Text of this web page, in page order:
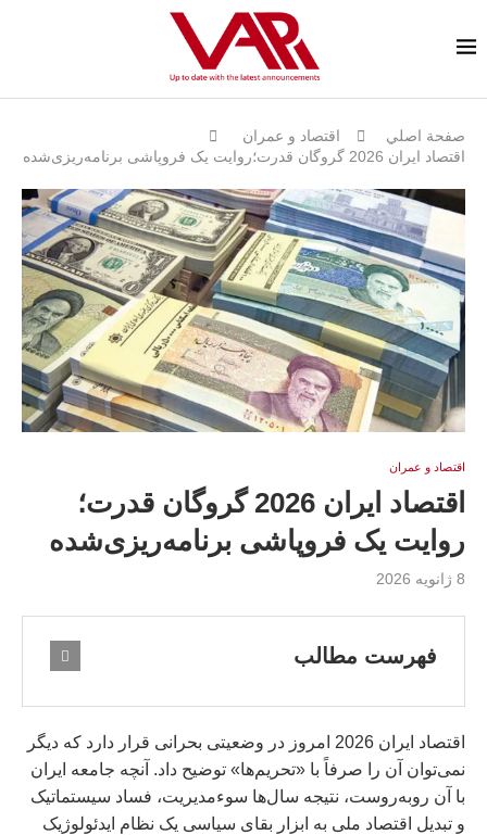
صفحة اصلي
اقتصاد و عمران
اقتصاد ایران 2026 گروگان قدرت؛روایت یک فروپاشی برنامه‌ریزی‌شده
اقتصاد و عمران
اقتصاد ایران 2026 گروگان قدرت؛
روایت یک فروپاشی برنامه‌ریزی‌شده
8 ژانویه 2026
فهرست مطالب
اقتصاد ایران 2026 امروز در وضعیتی بحرانی قرار دارد که دیگر
نمی‌توان آن را صرفاً با «تحریم‌ها» توضیح داد. آنچه جامعه ایران
با آن روبه‌روست، نتیجه سال‌ها سوءمدیریت، فساد سیستماتیک
و تبدیل اقتصاد ملی به ابزار بقای سیاسی یک نظام ایدئولوژیک